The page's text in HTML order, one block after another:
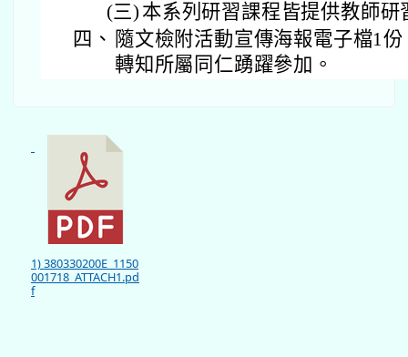
(三) 本系列研習課程皆提供教師研
四、 隨文檢附活動宣傳海報電子檔1
轉知所屬同仁踴躍參加。
1) 380330200E_1150
001718_ATTACH1.pd
f